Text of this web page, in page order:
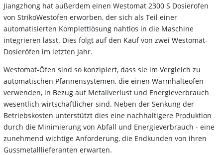
Jiangzhong hat außerdem einen Westomat 2300 S Dosierofen
von StrikoWestofen erworben, der sich als Teil einer
automatisierten Komplettlösung nahtlos in die Maschine
integrieren lässt. Dies folgt auf den Kauf von zwei Westomat-
Dosieröfen im letzten Jahr.
Westomat-Öfen sind so konzipiert, dass sie im Vergleich zu
automatischen Pfannensystemen, die einen Warmhalteofen
verwenden, in Bezug auf Metallverlust und Energieverbrauch
wesentlich wirtschaftlicher sind. Neben der Senkung der
Betriebskosten unterstützt dies eine nachhaltigere Produktion
durch die Minimierung von Abfall und Energieverbrauch - eine
zunehmend wichtige Anforderung, die Endkunden von ihren
Gussmetalllieferanten erwarten.